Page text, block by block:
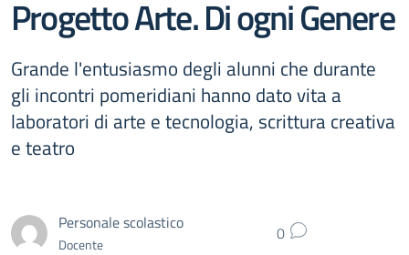
Progetto Arte. Di ogni Genere
Grande l'entusiasmo degli alunni che durante
gli incontri pomeridiani hanno dato vita a
laboratori di arte e tecnologia, scrittura creativa
e teatro
Personale scolastico
Docente 0